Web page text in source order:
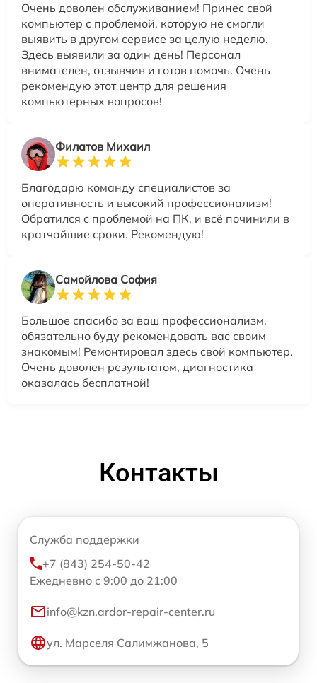
Очень доволен обслуживанием! Принес свой
компьютер с проблемой, которую не смогли
выявить в другом сервисе за целую неделю.
Здесь выявили за один день! Персонал
внимателен, отзывчив и готов помочь. Очень
рекомендую этот центр для решения
компьютерных вопросов!
Филатов Михаил
Благодарю команду специалистов за
оперативность и высокий профессионализм!
Обратился с проблемой на ПК, и всё починили в
кратчайшие сроки. Рекомендую!
Самойлова София
Большое спасибо за ваш профессионализм,
обязательно буду рекомендовать вас своим
знакомым! Ремонтировал здесь свой компьютер.
Очень доволен результатом, диагностика
оказалась бесплатной!
Контакты
Служба поддержки
+7 (843) 254-50-42
Ежедневно с 9:00 до 21:00
info@kzn.ardor-repair-center.ru
ул. Марселя Салимжанова, 5